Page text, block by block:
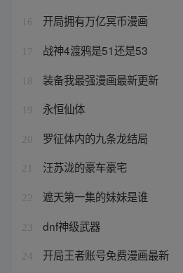
16 开局拥有万亿冥币漫画
17 战神4渡鸦是51还是53
18 装备我最强漫画最新更新
19 永恒仙体
20 罗征体内的九条龙结局
21 汪苏泷的豪车豪宅
22 遮天第一集的妹妹是谁
23 dnf神级武器
24 开局王者账号免费漫画最新